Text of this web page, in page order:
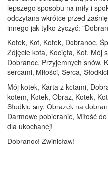
lepszego sposobu na miły i
odczytana wkrótce przed
innego jak tylko życzyć:
Kotek, Kot, Kotek, Dobranoc,
Zdjęcie kota, Kocięta, Kot, Mój
Dobranoc, Przyjemnych snów,
sercami, Miłości, Serca,
Mój kotek, Karta z kotami,
kotem, Kotek, Obraz, Kotek,
Słodkie sny, Obrazek na
Darmowe pobieranie, Miłość
dla ukochanej!
Dobranoc! Zwinisław!